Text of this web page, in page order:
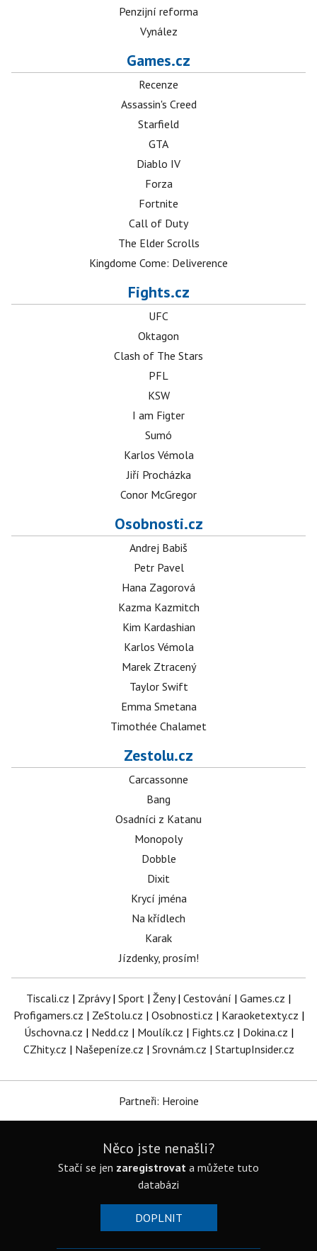
Penzijní reforma
Vynález
Games.cz
Recenze
Assassin's Creed
Starfield
GTA
Diablo IV
Forza
Fortnite
Call of Duty
The Elder Scrolls
Kingdome Come: Deliverence
Fights.cz
UFC
Oktagon
Clash of The Stars
PFL
KSW
I am Figter
Sumó
Karlos Vémola
Jiří Procházka
Conor McGregor
Osobnosti.cz
Andrej Babiš
Petr Pavel
Hana Zagorová
Kazma Kazmitch
Kim Kardashian
Karlos Vémola
Marek Ztracený
Taylor Swift
Emma Smetana
Timothée Chalamet
Zestolu.cz
Carcassonne
Bang
Osadníci z Katanu
Monopoly
Dobble
Dixit
Krycí jména
Na křídlech
Karak
Jízdenky, prosím!
Tiscali.cz | Zprávy| Sport | Ženy| Cestování | Games.cz |
Profigamers.cz | ZeStolu.cz | Osobnosti.cz | Karaoketexty.cz |
Úschovna.cz | Nedd.cz | Moulík.cz | Fights.cz | Dokina.cz |
CZhity.cz | Našepeníze.cz | Srovnám.cz | StartupInsider.cz
Partneři: Heroine
Něco jste nenašli?
Stačí se jen zaregistrovat a můžete tuto
databázi
DOPLNIT